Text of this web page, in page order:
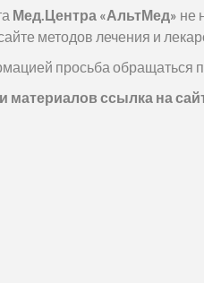
Мед.Центра «АльтМед» не
методов лечения и
просьба обращаться
материалов ссылка на